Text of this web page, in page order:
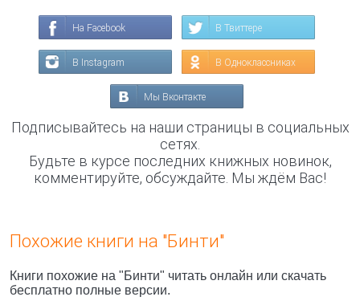
На Facebook В Твиттере
В Instagram В Одноклассниках
Мы Вконтакте
Подписывайтесь на наши страницы в социальных
сетях.
Будьте в курсе последних книжных новинок,
комментируйте, обсуждайте. Мы ждём Вас!
Похожие книги на "Бинти"
Книги похожие на "Бинти" читать онлайн или скачать
бесплатно полные версии.